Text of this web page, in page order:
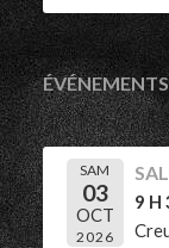
ÉVÉNEMENTS
SAM
03
OCT
2026
9 H